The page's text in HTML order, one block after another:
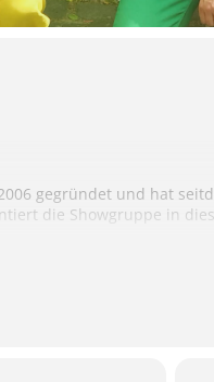
gegründet und hat
die Showgruppe in
auf einem fremden
Hause zu gelangen,
zurück zur Erde zu